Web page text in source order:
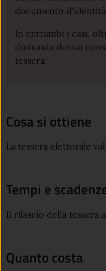
documento
In entrambi i casi,
domanda dovrai
tessera.
Cosa si ottiene
La tessera elettorale
Tempi e
Il rilascio della tessera
Quanto costa